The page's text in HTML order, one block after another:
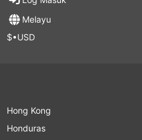
Melayu
$•USD
Hong Kong
Honduras